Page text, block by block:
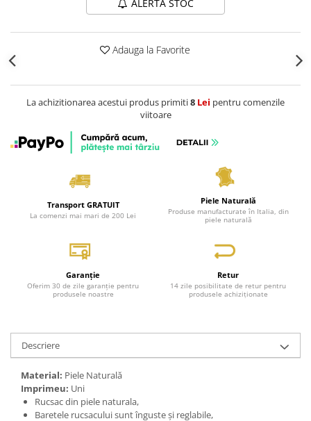
ALERTA STOC
Adauga la Favorite
La achizitionarea acestui produs primiti8 Lei pentru comenzile
viitoare
Transport GRATUIT
La comenzi mai mari de 200 Lei
Piele Naturală
Produse manufacturate în Italia, din
piele naturală
Garanție
Oferim 30 de zile garanție pentru
produsele noastre
Retur
14 zile posibilitate de retur pentru
produsele achiziționate
Descriere
Material: Piele Naturală
Imprimeu: Uni
Rucsac din piele naturala,
Baretele rucsacului sunt înguste și reglabile,